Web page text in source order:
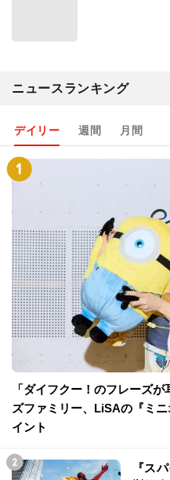
ニュースランキング
デイリー 週間 月間
「ダイフクー！のフレーズ
ズファミリー、LiSAの『ミ
イント
『ス